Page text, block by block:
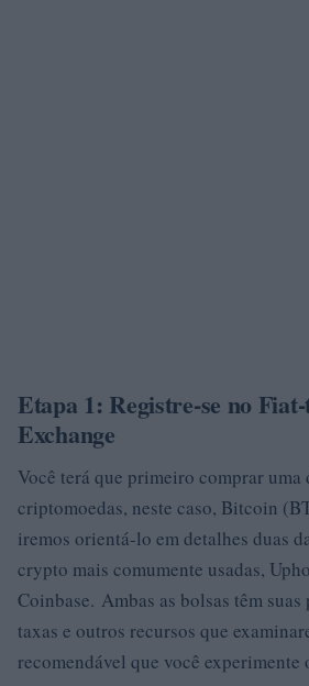
Etapa 1: Registre-se no
Exchange
Você terá que primeiro comprar uma
criptomoedas, neste caso, Bitcoin
iremos orientá-lo em detalhes duas
crypto mais comumente usadas,
Coinbase. Ambas as bolsas têm
taxas e outros recursos que
recomendável que você experimente